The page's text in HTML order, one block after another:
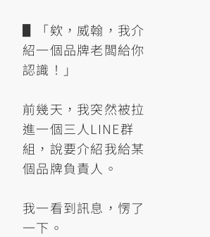
▋「欸，威翰，我介
紹一個品牌老闆給你
認識！」
前幾天，我突然被拉
進一個三人LINE群
組，說要介紹我給某
個品牌負責人。
我一看到訊息，愣了
一下。